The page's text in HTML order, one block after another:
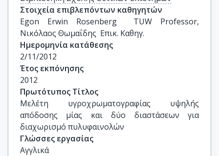
Στοιχεία επιβλεπόντων καθηγητών
Egon Erwin Rosenberg  TUW Professor,
Νικόλαος Θωμαΐδης  Επικ. Καθηγ.
Ημερομηνία κατάθεσης
2/11/2012
Έτος εκπόνησης
2012
Πρωτότυπος Τίτλος
Μελέτη υγροχρωματογραφίας υψηλής
απόδοσης μίας και δύο διαστάσεων για
διαχωρισμό πυλυφαινολών
Γλώσσες εργασίας
Αγγλικά